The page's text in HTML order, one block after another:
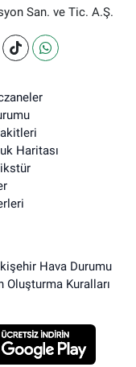
San. ve Tic. A.Ş.
Haritası
Hava Durumu
Oluşturma Kuralları